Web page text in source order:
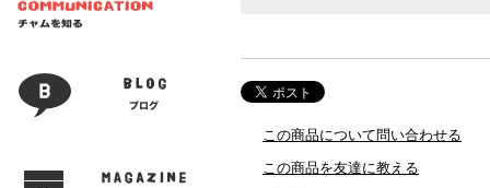
この商品について問い合わせる
この商品を友達に教える